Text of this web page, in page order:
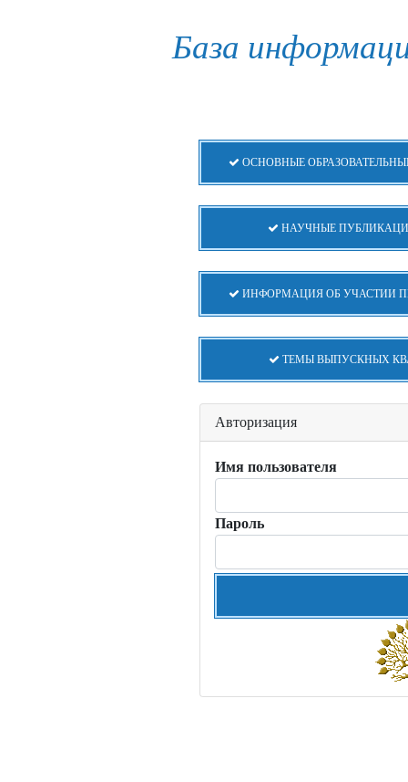
База
ОСНОВНЫЕ
НАУЧНЫЕ
ИНФОРМАЦИЯ ОБ УЧАСТИИ
ТЕМЫ ВЫПУСКНЫХ
Авторизация
Имя пользователя
Пароль